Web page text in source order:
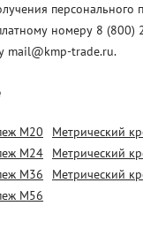
персонального
номеру 8 (800)
mail@kmp-trade.ru.
М20
Метрический
М24
Метрический
М36
Метрический
М56